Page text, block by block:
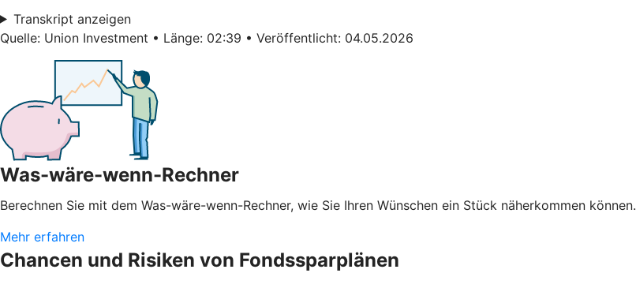
Transkript anzeigen
Quelle: Union Investment • Länge: 02:39 • Veröffentlicht: 04.05.2026
Was-wäre-wenn-Rechner
Berechnen Sie mit dem Was-wäre-wenn-Rechner, wie Sie Ihren Wünschen ein Stück näherkommen können.
Mehr erfahren
Chancen und Risiken von Fondssparplänen